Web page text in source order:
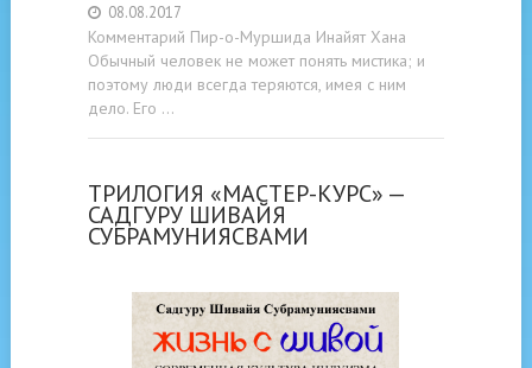
08.08.2017
Комментарий Пир-о-Муршида Инайят Хана
Обычный человек не может понять мистика; и
поэтому люди всегда теряются, имея с ним
дело. Его …
ТРИЛОГИЯ «МАСТЕР-КУРС» —
САДГУРУ ШИВАЙЯ
СУБРАМУНИЯСВАМИ